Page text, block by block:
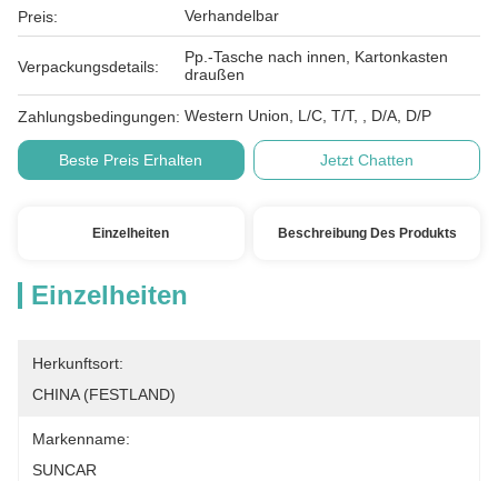
Preis: Verhandelbar
Verpackungsdetails:
Pp.-Tasche nach innen, Kartonkasten
draußen
Zahlungsbedingungen: Western Union, L/C, T/T, , D/A, D/P
Beste Preis Erhalten Jetzt Chatten
Einzelheiten Beschreibung Des Produkts
Einzelheiten
Herkunftsort:
CHINA (FESTLAND)
Markenname:
SUNCAR